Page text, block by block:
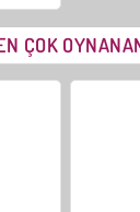
ÇOK